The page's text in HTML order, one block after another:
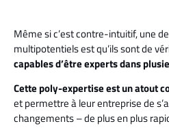
Même si c’est contre-intuitif, une
multipotentiels est qu’ils sontde
capables d’êtreexperts dans
Cette poly-expertise est un atout
et permettre à leur entreprise de
changements – de plus en plus